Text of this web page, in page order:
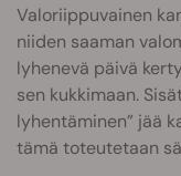
Valoriippuvainen
niiden saaman
lyhenevä päivä
sen kukkimaan.
lyhentäminen” jää
tämä toteutetaan